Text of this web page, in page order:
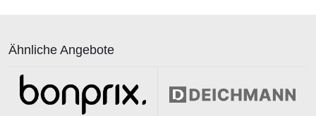
Ähnliche Angebote